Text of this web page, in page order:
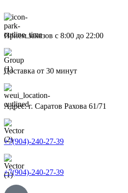
Прием заказов с 8:00 до 22:00
Доставка от 30 минут
Адрес: г. Саратов Рахова 61/71
+7(904)-240-27-39
+7(904)-240-27-39